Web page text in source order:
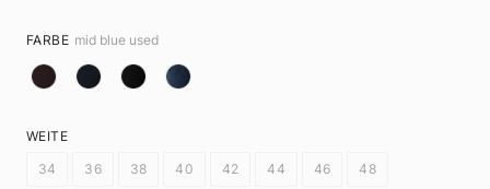
FARBE mid blue used
WEITE
34
36 38 40 42 44 46 48